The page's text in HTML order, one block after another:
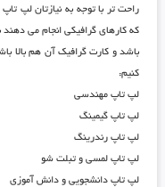
راحت تر با توجه به نیازتان لپ
که کارهای گرافیکی انجام می دهند
باشد و کارت گرافیک آن هم بالا
کنیم:
لپ تاپ مهندسی
لپ تاپ گیمینگ
لپ تاپ رندرینگ
لپ تاپ لمسی و تبلت شو
لپ تاپ دانشجویی و دانش آموزی